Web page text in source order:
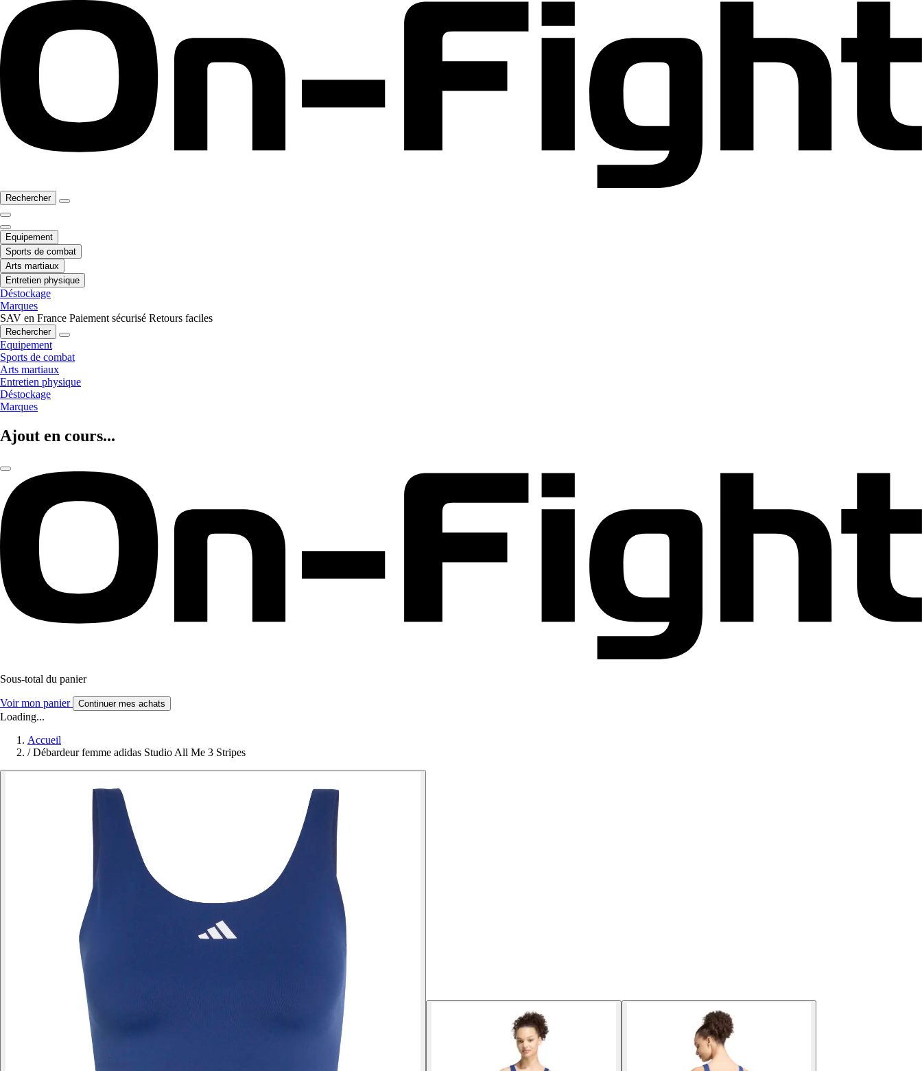
Rechercher
Equipement
Sports de combat
Arts martiaux
Entretien physique
Déstockage
Marques
SAV en France Paiement sécurisé Retours faciles
Rechercher
Equipement
Sports de combat
Arts martiaux
Entretien physique
Déstockage
Marques
Ajout en cours...
Sous-total du panier
Voir mon panier Continuer mes achats
Loading...
Accueil
/ Débardeur femme adidas Studio All Me 3 Stripes